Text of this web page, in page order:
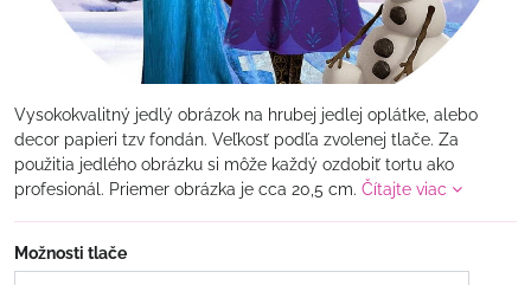
Vysokokvalitný jedlý obrázok na hrubej jedlej oplátke, alebo
decor papieri tzv fondán. Veľkosť podľa zvolenej tlače. Za
použitia jedlého obrázku si môže každý ozdobiť tortu ako
profesionál. Priemer obrázka je cca 20,5 cm. Čítajte viac
Možnosti tlače